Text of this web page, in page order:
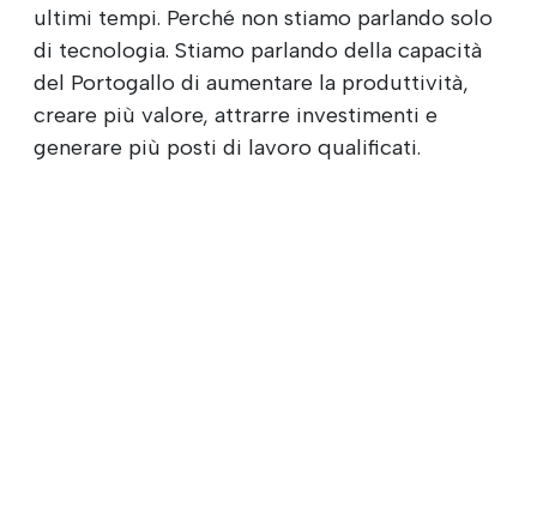
ultimi tempi. Perché non stiamo parlando solo
di tecnologia. Stiamo parlando della capacità
del Portogallo di aumentare la produttività,
creare più valore, attrarre investimenti e
generare più posti di lavoro qualificati.